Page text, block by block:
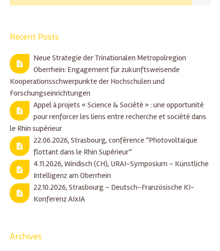
Recent Posts
Neue Strategie der Trinationalen Metropolregion
Oberrhein: Engagement für zukunftsweisende
Kooperationsschwerpunkte der Hochschulen und
Forschungseinrichtungen
Appel à projets « Science & Société » : une opportunité
pour renforcer les liens entre recherche et société dans
le Rhin supérieur
22.06.2026, Strasbourg, conférence “Photovoltaïque
flottant dans le Rhin Supérieur”
4.11.2026, Windisch (CH), URAI-Symposium – Künstliche
Intelligenz am Oberrhein
22.10.2026, Strasbourg – Deutsch-Französische KI-
Konferenz AIxIA
Archives